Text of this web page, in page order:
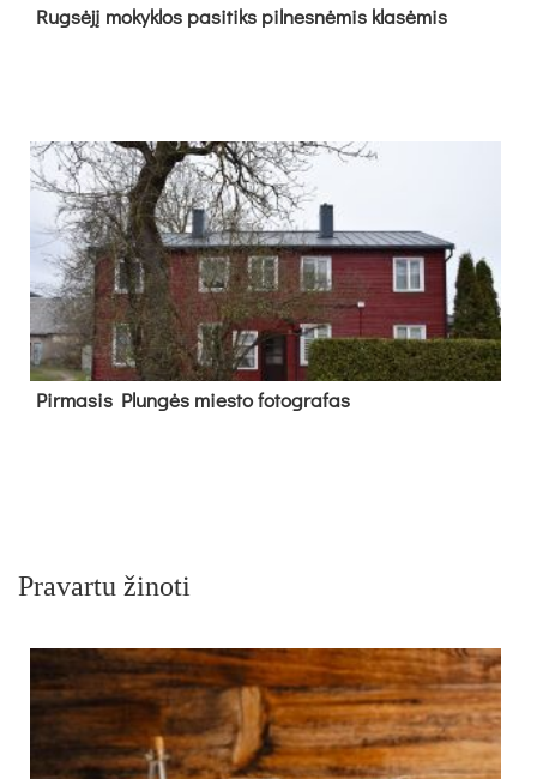
Rug­sė­jį mo­kyk­los pa­si­tiks pil­nes­nė­mis kla­sė­mis
Pir­ma­sis Plun­gės mies­to fo­tog­ra­fas
Pravartu žinoti